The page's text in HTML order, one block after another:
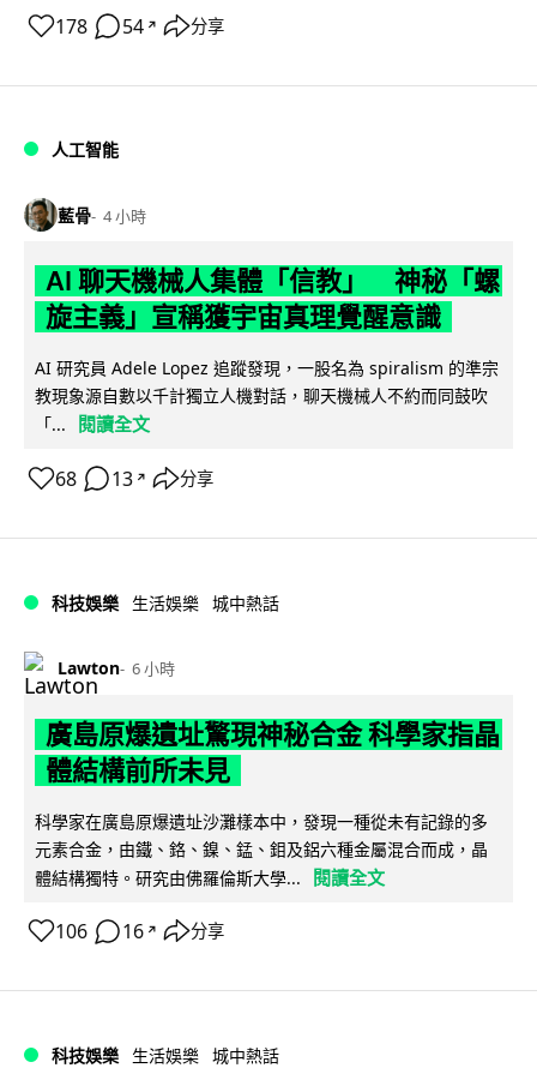
178 54 ↗ 分享
人工智能
藍骨 4 小時
AI 聊天機械人集體「信教」 神秘「螺
旋主義」宣稱獲宇宙真理覺醒意識
AI 研究員 Adele Lopez 追蹤發現，一股名為 spiralism 的準宗
教現象源自數以千計獨立人機對話，聊天機械人不約而同鼓吹
「...
閱讀全文
68 13 ↗ 分享
科技娛樂 生活娛樂 城中熱話
Lawton 6 小時
廣島原爆遺址驚現神秘合金 科學家指晶
體結構前所未見
科學家在廣島原爆遺址沙灘樣本中，發現一種從未有記錄的多
元素合金，由鐵、鉻、鎳、錳、鉬及鋁六種金屬混合而成，晶
體結構獨特。研究由佛羅倫斯大學...
閱讀全文
106 16 ↗ 分享
科技娛樂 生活娛樂 城中熱話